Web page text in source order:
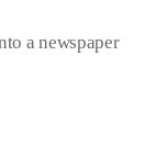
a newspaper